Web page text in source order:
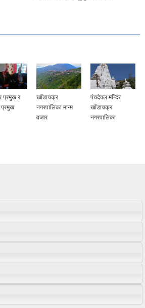
प्रमुख र
प्रमुख
खाँडाचक्र
नगरपालिका मान्म
वजार
पंचदेवल मन्दिर
खाँडाचक्र
नगरपालिका